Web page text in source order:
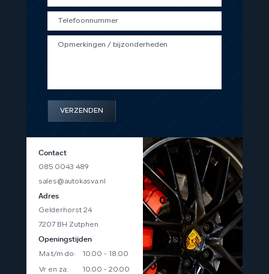
VERZENDEN
Contact
085 0043 489
sales@autokasva.nl
Adres
Gelderhorst 24
7207 BH Zutphen
Openingstijden
Ma t/m do: 10.00 - 18.00
Vr en za: 10.00 - 20.00